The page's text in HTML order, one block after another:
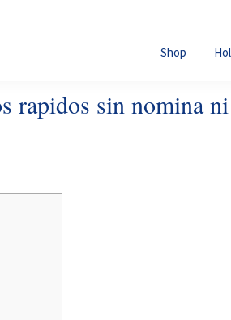
Shop
rapidos sin nomina